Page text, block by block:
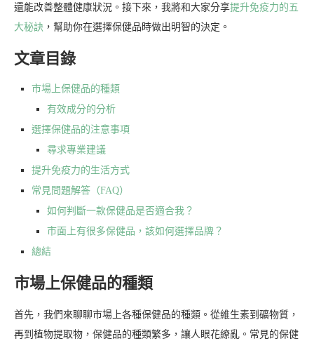
還能改善整體健康狀況。接下來，我將和大家分享提升免疫力的五
大秘訣 ，幫助你在選擇保健品時做出明智的決定。
文章目錄
市場上保健品的種類
有效成分的分析
選擇保健品的注意事項
尋求專業建議
提升免疫力的生活方式
常見問題解答（FAQ）
如何判斷一款保健品是否適合我？
市面上有很多保健品，該如何選擇品牌？
總結
市場上保健品的種類
首先，我們來聊聊市場上各種保健品的種類。從維生素到礦物質，
再到植物提取物，保健品的種類繁多，讓人眼花繚亂。常見的保健